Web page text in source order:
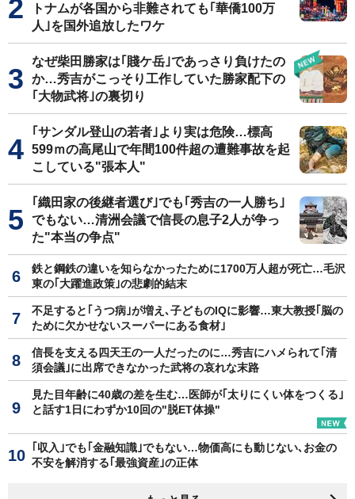
トナムが各国から非難されても｢華僑100万
人｣を国外追放したワケ
なぜ柴田勝家は｢賤ケ岳｣であっさり負けたの
か…秀吉がこっそり工作していた勝家配下の
｢大物武将｣の裏切り
｢サンダル登山の若者｣より実は危険…標高
599ｍの高尾山で年間100件超の遭難事故を起
こしている"張本人"
｢織田家の後継者選び｣でも｢秀吉の一人勝ち｣
でもない…清洲会議で信長の息子2人が争っ
た"本当の争点"
鉄と鋼鉄の違いを知らなかったために1700万人超が死亡…毛沢
東の｢大躍進政策｣の悲劇的結末
不足すると｢うつ病｣が増え､子どものIQに影響…東大教授｢脳の
ために欠かせないスーパーにある食材｣
信長を支える四天王の一人だったのに…秀吉にハメられて｢清
須会議｣に出席できなかった武将の哀れな末路
見た目年齢に40歳の差を生む…医師が｢太りにくい体をつくる｣
と話す1日にわずか10回の"脱ET体操"
｢収入｣でも｢金融知識｣でもない…物価高にも動じない､お金の
不安を解消する｢最強資産｣の正体